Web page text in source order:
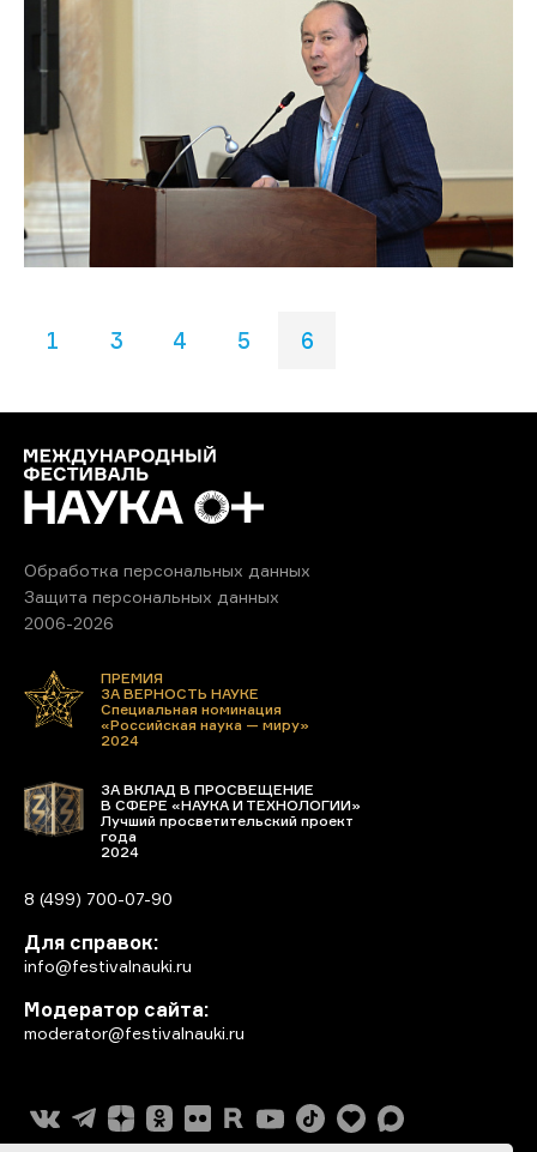
1 3 4 5 6
Обработка персональных данных
Защита персональных данных
2006-2026
ПРЕМИЯ
ЗА ВЕРНОСТЬ НАУКЕ
Специальная номинация
«Российская наука — миру»
2024
ЗА ВКЛАД В ПРОСВЕЩЕНИЕ
В СФЕРЕ «НАУКА И ТЕХНОЛОГИИ»
Лучший просветительский проект
года
2024
8 (499) 700-07-90
Для справок:
info@festivalnauki.ru
Модератор сайта:
moderator@festivalnauki.ru